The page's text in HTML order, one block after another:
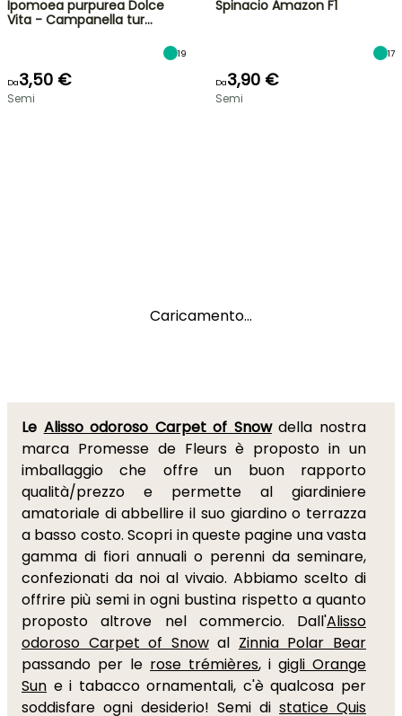
Ipomoea purpurea Dolce
Vita - Campanella tur…
19
Da3,50 €
Semi
Spinacio Amazon F1
17
Da3,90 €
Semi
Caricamento...
Le Alisso odoroso Carpet of Snowdella nostra
marca Promesse de Fleurs è proposto in un
imballaggio che offre un buon rapporto
qualità/prezzo e permette al giardiniere
amatoriale di abbellire il suo giardino o terrazza
a basso costo. Scopri in queste pagine una vasta
gamma di fiori annuali o perenni da seminare,
confezionati da noi al vivaio. Abbiamo scelto di
offrire più semi in ogni bustina rispetto a quanto
proposto altrove nel commercio. Dall'Alisso
odoroso Carpet of Snowal Zinnia Polar Bear
passando per le rose trémières, i gigli Orange
Sun e i tabacco ornamentali, c'è qualcosa per
soddisfare ogni desiderio! Semi di statice Quis